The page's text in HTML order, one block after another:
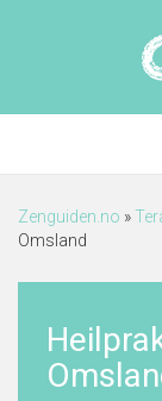
Zenguiden.no »
Omsland